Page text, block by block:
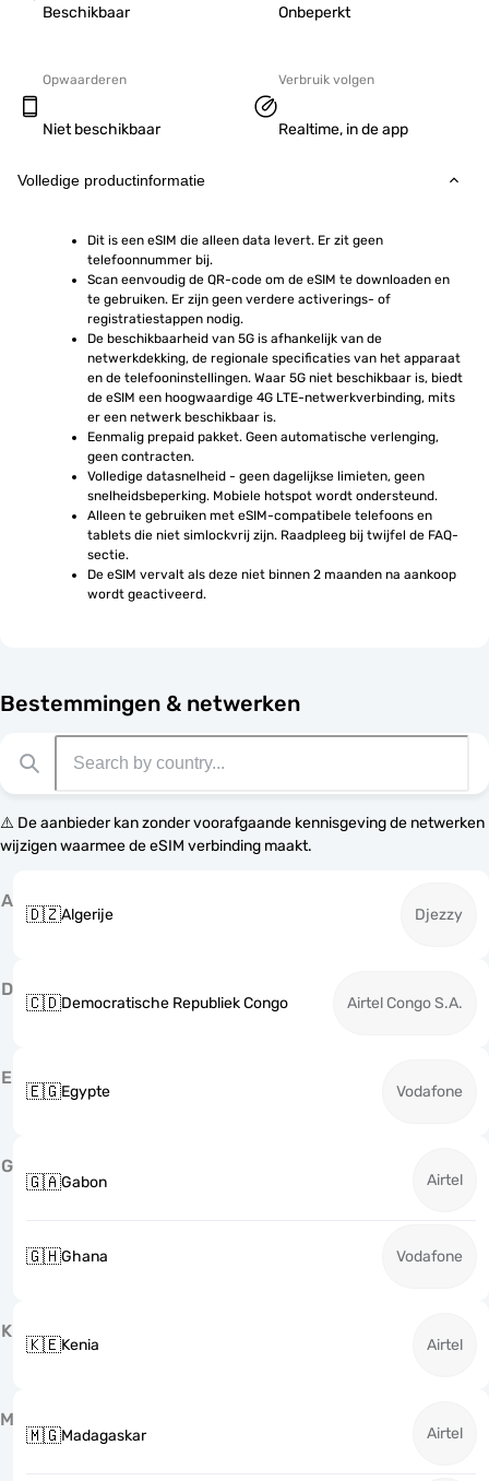
Beschikbaar Onbeperkt
Opwaarderen
Niet beschikbaar
Verbruik volgen
Realtime, in de app
Volledige productinformatie
Dit is een eSIM die alleen data levert. Er zit geen
telefoonnummer bij.
Scan eenvoudig de QR-code om de eSIM te downloaden en
te gebruiken. Er zijn geen verdere activerings- of
registratiestappen nodig.
De beschikbaarheid van 5G is afhankelijk van de
netwerkdekking, de regionale specificaties van het apparaat
en de telefooninstellingen. Waar 5G niet beschikbaar is, biedt
de eSIM een hoogwaardige 4G LTE-netwerkverbinding, mits
er een netwerk beschikbaar is.
Eenmalig prepaid pakket. Geen automatische verlenging,
geen contracten.
Volledige datasnelheid - geen dagelijkse limieten, geen
snelheidsbeperking. Mobiele hotspot wordt ondersteund.
Alleen te gebruiken met eSIM-compatibele telefoons en
tablets die niet simlockvrij zijn. Raadpleeg bij twijfel de FAQ-
sectie.
De eSIM vervalt als deze niet binnen 2 maanden na aankoop
wordt geactiveerd.
Bestemmingen & netwerken
⚠️ De aanbieder kan zonder voorafgaande kennisgeving de netwerken
wijzigen waarmee de eSIM verbinding maakt.
A
🇩🇿Algerije Djezzy
D
🇨🇩Democratische Republiek Congo Airtel Congo S.A.
E
🇪🇬Egypte Vodafone
G
🇬🇦Gabon Airtel
🇬🇭Ghana Vodafone
K
🇰🇪Kenia Airtel
M
🇲🇬Madagaskar Airtel